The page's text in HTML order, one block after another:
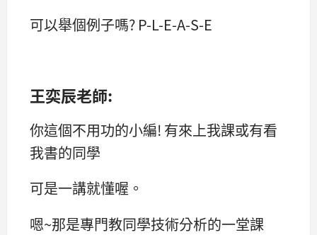
可以舉個例子嗎? P-L-E-A-S-E
王奕辰老師:
你這個不用功的小編! 有來上我課或有看
我書的同學
可是一講就懂喔。
嗯~那是專門教同學技術分析的一堂課